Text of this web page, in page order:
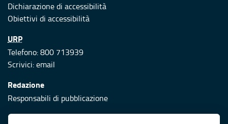
Dichiarazione di accessibilità
Obiettivi di accessibilità
URP
Telefono: 800 713939
Scrivici:email
Redazione
Responsabili di pubblicazione
Protezione civile